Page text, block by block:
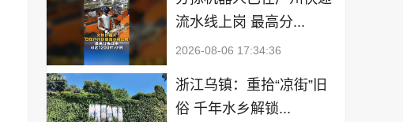
流水线上岗 最高分...
2026-08-06 17:34:36
浙江乌镇：重拾“凉街”旧
俗 千年水乡解锁...